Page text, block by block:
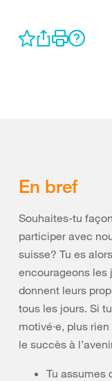
En bref
Souhaites-tu
participer avec
suisse? Tu es
encourageons les
donnent leurs
tous les jours. Si
motivé·e, plus
le succès à
Tu assumes